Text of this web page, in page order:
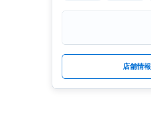
店舗情報